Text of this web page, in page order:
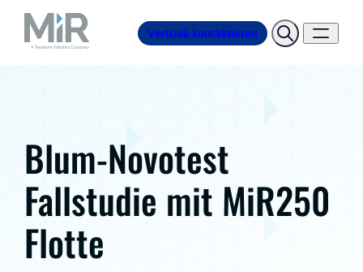
Vertrieb kontaktieren
Blum-Novotest
Fallstudie mit MiR250
Flotte